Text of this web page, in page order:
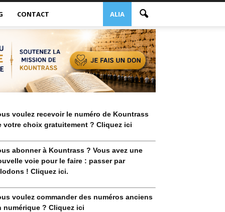
ALIA
CONTACT
voulez recevoir le numéro de Kountrass
votre choix gratuitement ? Cliquez ici
abonner à Kountrass ? Vous avez une
voie pour le faire : passer par
! Cliquez ici.
voulez commander des numéros anciens
numérique ? Cliquez ici